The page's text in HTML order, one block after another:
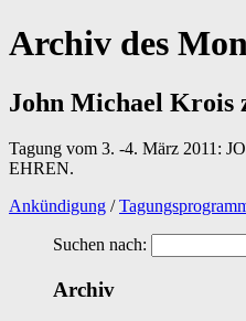
Archiv des
John Michael Krois
Tagung vom 3. -4. März 2011:
EHREN.
Ankündigung /
Suchen nach:
Archiv